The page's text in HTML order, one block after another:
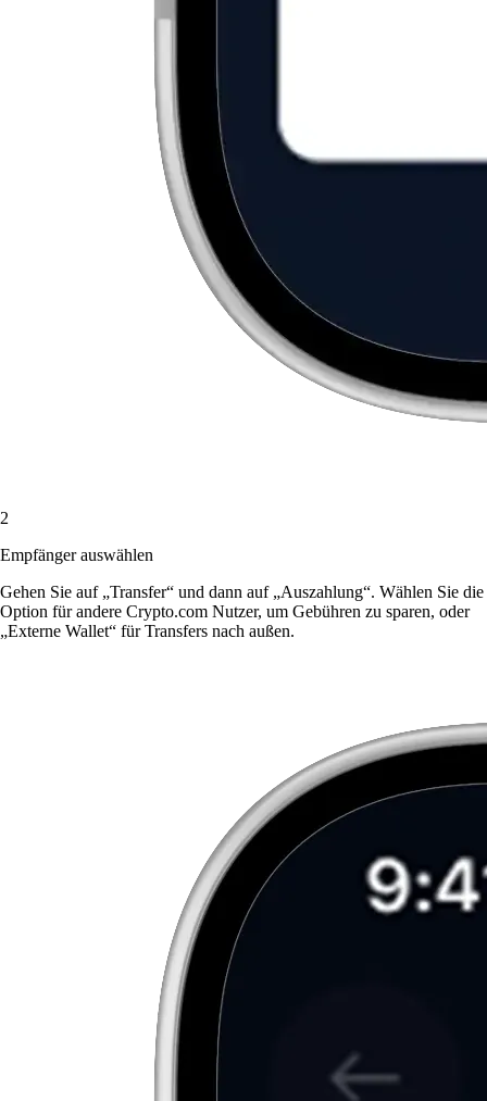
2
Empfänger auswählen
Gehen Sie auf „Transfer“ und dann auf „Auszahlung“. Wählen Sie die
Option für andere Crypto.com Nutzer, um Gebühren zu sparen, oder
„Externe Wallet“ für Transfers nach außen.